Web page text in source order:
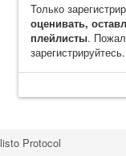
Только
оценивать,
плейлисты.
зарегистрируйтесь.
Protocol